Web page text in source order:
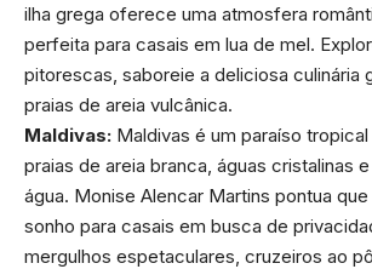
ilha grega oferece uma atmosfera
perfeita para casais em lua de mel.
pitorescas, saboreie a deliciosa culinária
praias de areia vulcânica.
Maldivas: Maldivas é um paraíso
praias de areia branca, águas cristalinas
água. Monise Alencar Martins pontua
sonho para casais em busca de
mergulhos espetaculares, cruzeiros ao